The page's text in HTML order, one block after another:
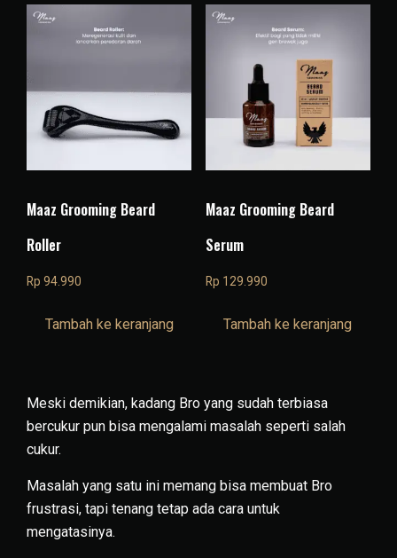
Maaz Grooming Beard
Roller
Rp 94.990
Tambah ke keranjang
Maaz Grooming Beard
Serum
Rp 129.990
Tambah ke keranjang
Meski demikian, kadang Bro yang sudah terbiasa
bercukur pun bisa mengalami masalah seperti salah
cukur.
Masalah yang satu ini memang bisa membuat Bro
frustrasi, tapi tenang tetap ada cara untuk
mengatasinya.